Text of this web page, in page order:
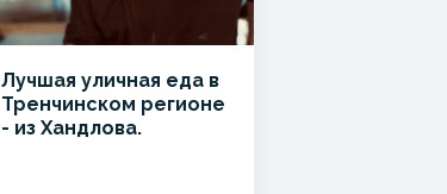
Лучшая уличная еда в
Тренчинском регионе
- из Хандлова.